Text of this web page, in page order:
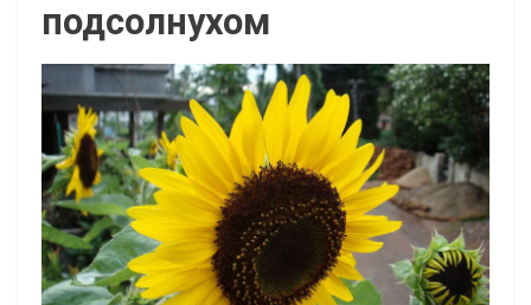
подсолнухом